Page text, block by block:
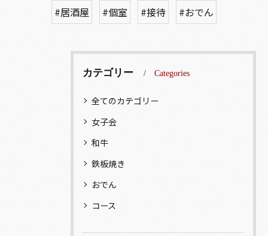
#居酒屋 #個室 #接待 #おでん
カテゴリー Categories
全てのカテゴリー
女子会
和牛
鉄板焼き
おでん
コース